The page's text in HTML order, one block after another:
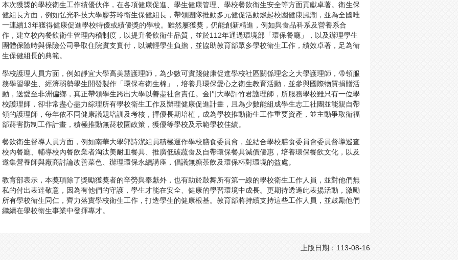
本次獲獎的學校衛生工作績優伙伴，在各項健康促進、學生健康管理、學校餐飲衛生安全等方面貢獻卓著。衛生保
健組長方面，例如弘光科技大學廖芬玲衛生保健組長，帶領團隊推動多元健促活動燃起校園健康風潮，並為全國唯
一連續13年獲得健康促進學校特優或績優獎的學校。雖然屢獲獎，仍能創新精進，例如與食品科系及營養系合
作，建立校內餐飲衛生管理內稽制度，以提升餐飲衛生品質，並於112年通過環境部「環保餐廳」，以及辦理學生
團體保險時與保險公司爭取住院實支實付，以減輕學生負擔，並協助教育部眾多學校衛生工作，績效卓著，足為衛
生保健組長的典範。
學校護理人員方面，例如靜宜大學高美慧護理師，為少數可實踐健康促進學校社區關係理念之大學護理師，帶領服
務學習學生、經濟弱勢學生開發製作「環保布衛生棉」，培養具環保愛心之衛生教育活動，並參與國際物質捐贈活
動，送愛至非洲偏鄉，真正帶領學生跨出大學以善盡社會責任。金門大學許竹君護理師，所服務學校雖只有一位學
校護理師，卻非常盡心盡力綜理所有學校衛生工作及辦理健康促進計畫，且為少數能組成學生志工社團並能親自帶
領的護理師，每年依不同健康議題培訓及考核，擇優長期培植，成為學校推動衛生工作重要資產，並主動爭取衛福
部菸害防制工作計畫，積極推動無菸校園政策，獲優等學校及示範學校佳績。
餐飲衛生督導人員方面，例如南華大學郭詩潔組員積極運作學校膳食委員會，並結合學校膳食委員會委員督導巡查
校內餐廳、輔導校內餐飲業者淘汰美耐皿餐具、推廣低碳蔬食及自帶環保餐具減價優惠，培養環保餐飲文化，以及
邀集營養師與廠商討論改善菜色、辦理環保永續講座，倡議無糖茶飲及環保杯對環境的益處。
教育部表示，本獎項除了獎勵獲獎者的辛勞與奉獻外，也有助於鼓舞所有第一線的學校衛生工作人員，並對他們無
私的付出表達敬意，因為有他們的守護，學生才能在安全、健康的學習環境中成長。更期待透過此表揚活動，激勵
所有學校衛生同仁，齊力落實學校衛生工作，打造學生的健康根基。教育部將持續支持這些工作人員，並鼓勵他們
繼續在學校衛生事業中發揮專才。
上版日期：113-08-16